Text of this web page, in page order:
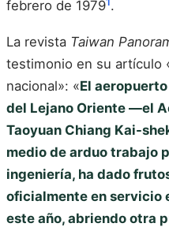
febrero de 1979 .
La revista Taiwan
testimonio en su artículo
nacional»: «El
del Lejano Oriente —el
Taoyuan Chiang Kai-
medio de arduo trabajo
ingeniería, ha dado
oficialmente en servicio
este año, abriendo otra